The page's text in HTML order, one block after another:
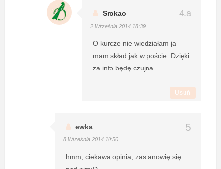
Srokao
2 Września 2014 18:39
O kurcze nie wiedziałam ja
mam skład jak w poście. Dzięki
za info będę czujna
Usuń
ewka
8 Września 2014 10:50
hmm, ciekawa opinia, zastanowię się